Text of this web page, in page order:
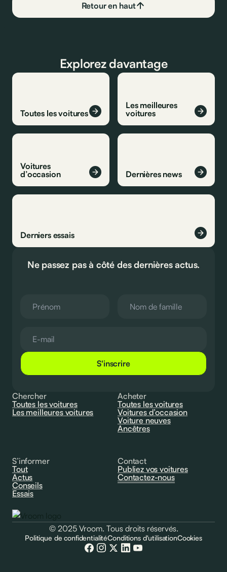
Retour en haut
Explorez davantage
Toutes les voitures
Les meilleures
voitures
Voitures
d’occasion
Dernières news
Derniers essais
Ne passez pas à côté des dernières actus.
S'inscrire
Chercher
Toutes les voitures
Les meilleures voitures
Acheter
Toutes les voitures
Voitures d’occasion
Voiture neuves
Ancêtres
S’informer
Tout
Actus
Conseils
Essais
Contact
Publiez vos voitures
Contactez-nous
© 2025 Vroom. Tous droits réservés.
Politique de confidentialitéConditions d'utilisationCookies